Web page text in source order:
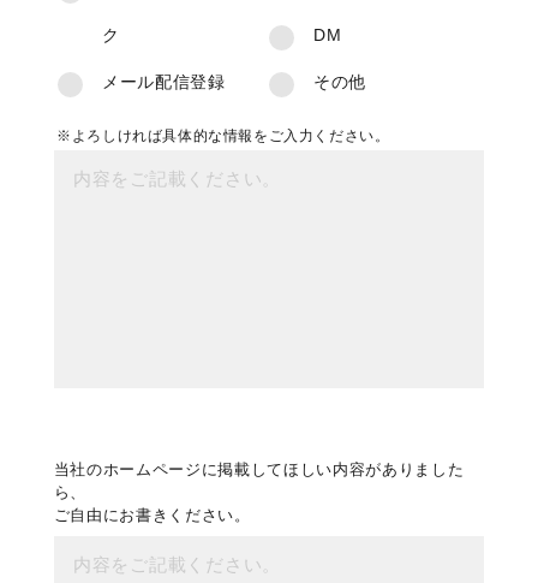
ク DM
メール配信登録 その他
※よろしければ具体的な情報をご入力ください。
当社のホームページに掲載してほしい内容がありました
ら、
ご自由にお書きください。